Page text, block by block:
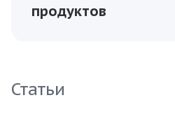
продуктов
Статьи